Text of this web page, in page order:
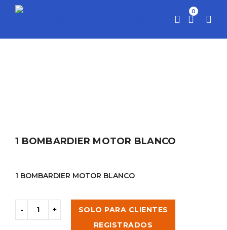
0
1 BOMBARDIER MOTOR BLANCO
1 BOMBARDIER MOTOR BLANCO
SOLO PARA CLIENTES
REGISTRADOS